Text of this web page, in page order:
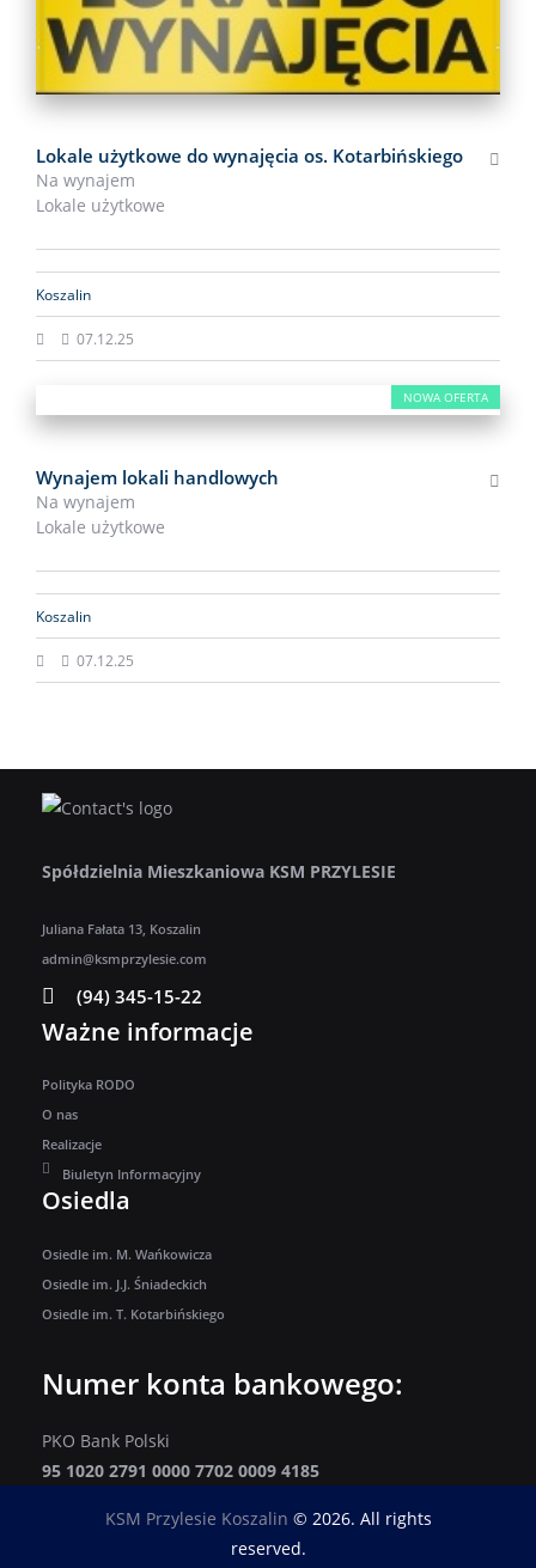
Lokale użytkowe do wynajęcia os. Kotarbińskiego
Na wynajem
Lokale użytkowe
Koszalin
07.12.25
NOWA OFERTA
Wynajem lokali handlowych
Na wynajem
Lokale użytkowe
Koszalin
07.12.25
Spółdzielnia Mieszkaniowa KSM PRZYLESIE
Juliana Fałata 13, Koszalin
admin@ksmprzylesie.com
(94) 345-15-22
Ważne informacje
Polityka RODO
O nas
Realizacje
Biuletyn Informacyjny
Osiedla
Osiedle im. M. Wańkowicza
Osiedle im. J.J. Śniadeckich
Osiedle im. T. Kotarbińskiego
Numer konta bankowego:
PKO Bank Polski
95 1020 2791 0000 7702 0009 4185
KSM Przylesie Koszalin © 2026. All rights
reserved.